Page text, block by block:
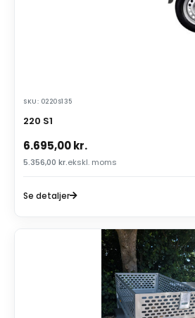
SKU: 0220S135
220 S1
6.695,00kr.
5.356,00 kr.ekskl. moms
Se detaljer